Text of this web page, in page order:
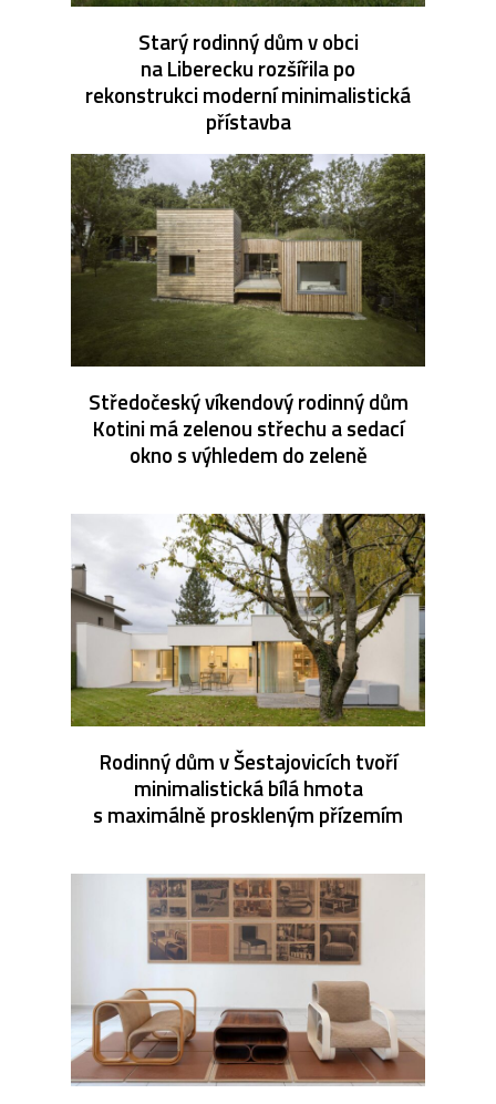
Starý rodinný dům v obci
na Liberecku rozšířila po
rekonstrukci moderní minimalistická
přístavba
Středočeský víkendový rodinný dům
Kotini má zelenou střechu a sedací
okno s výhledem do zeleně
Rodinný dům v Šestajovicích tvoří
minimalistická bílá hmota
s maximálně proskleným přízemím